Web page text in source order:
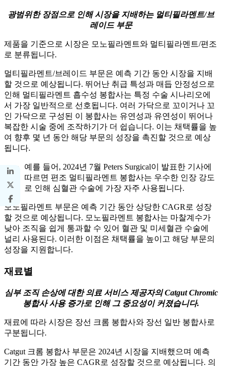
광범위한 장점으로 인해 시장을 지배하는 멀티필라멘트/브
레이드 부문
제품을 기준으로 시장은 모노필라멘트와 멀티필라멘트/편조
로 분류됩니다.
멀티필라멘트/브레이드 부문은 예측 기간 동안 시장을 지배
할 것으로 예상됩니다. 뛰어난 취급 특성과 매듭 안정성으로
인해 멀티필라멘트 흡수성 봉합사는 특정 수술 시나리오에
서 가장 일반적으로 선호됩니다. 여러 가닥으로 꼬이거나 꼬
인 가닥으로 구성된 이 봉합사는 유연성과 유연성이 뛰어나
복잡한 시술 중에 조작하기가 더 쉽습니다. 이는 채택률을 높
여 향후 몇 년 동안 해당 부문의 성장을 촉진할 것으로 예상
됩니다.
예를 들어, 2024년 7월 Peters Surgical이 발표한 기사에
따르면 편조 멀티필라멘트 봉합사는 우수한 인장 강도
로 인해 심혈관 수술에 가장 자주 사용됩니다.
모노필라멘트 부문은 예측 기간 동안 상당한 CAGR로 성장
할 것으로 예상됩니다. 모노필라멘트 봉합사는 마찰계수가
낮아 조직을 쉽게 통과할 수 있어 혈관 및 미세혈관 수술에
널리 사용된다. 이러한 이점은 채택률을 높이고 해당 부문의
성장을 지원합니다.
재료별
심부 조직 손상에 대한 의료 서비스 제공자의 Catgut Chromic
봉합사 사용 증가로 인해 그 중요성이 커졌습니다.
재료에 따라 시장은 장선 크롬 봉합사와 장선 일반 봉합사로
구분됩니다.
Catgut 크롬 봉합사 부문은 2024년 시장을 지배했으며 예측
기간 동안 가장 높은 CAGR로 성장할 것으로 예상됩니다. 의